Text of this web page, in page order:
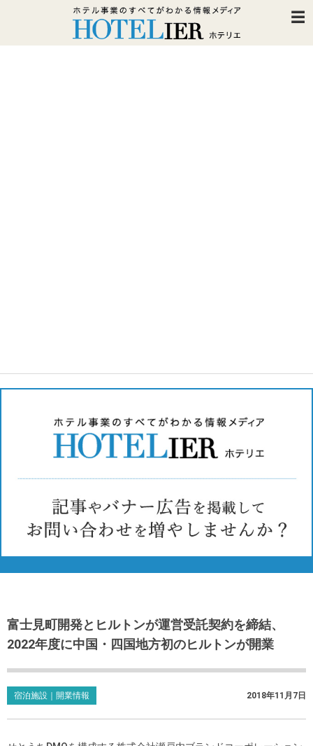
富士見町開発とヒルトンが運営受託契約を締結、
2022年度に中国・四国地方初のヒルトンが開業
宿泊施設｜開業情報 2018年11月7日